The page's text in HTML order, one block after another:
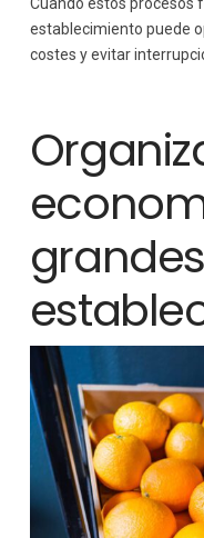
establecimiento puede
costes y evitar
grandes